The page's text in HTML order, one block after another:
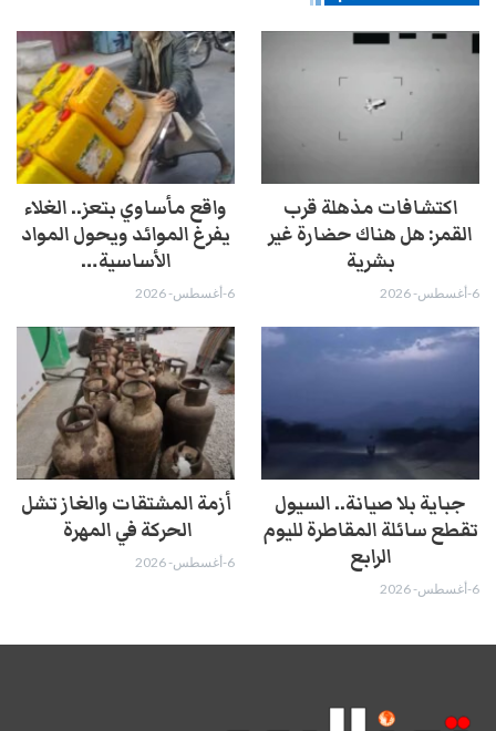
اكتشافات مذهلة قرب
القمر: هل هناك حضارة غير
بشرية
6-أغسطس- 2026
واقع مأساوي بتعز.. الغلاء
يفرغ الموائد ويحول المواد
الأساسية…
6-أغسطس- 2026
جباية بلا صيانة.. السيول
تقطع سائلة المقاطرة لليوم
الرابع
6-أغسطس- 2026
أزمة المشتقات والغاز تشل
الحركة في المهرة ​
6-أغسطس- 2026